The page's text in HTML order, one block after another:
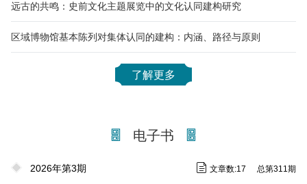
远古的共鸣：史前文化主题展览中的文化认同建构研究
区域博物馆基本陈列对集体认同的建构：内涵、路径与原则
了解更多
电子书
2026年第3期 文章数:17 总第311期